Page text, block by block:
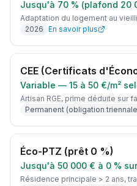
Jusqu'à 70 % (plafond 20
Adaptation du logement au
2026 En savoir plus
CEE (Certificats
Variable — 15 à 50 €/m²
Artisan RGE, prime déduite sur
Permanent (obligation
Éco-PTZ (prêt 0 %)
Jusqu'à 50 000 € à 0 %
Résidence principale > 2 ans,